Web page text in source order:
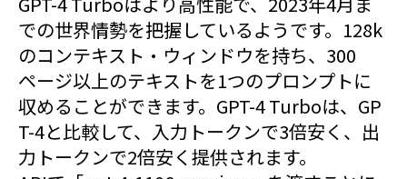
での世界情勢を把握しているようです。128k
のコンテキスト・ウィンドウを持ち、300
ページ以上のテキストを1つのプロンプトに
収めることができます。GPT-4 Turboは、GP
T-4と比較して、入力トークンで3倍安く、出
力トークンで2倍安く提供されます。